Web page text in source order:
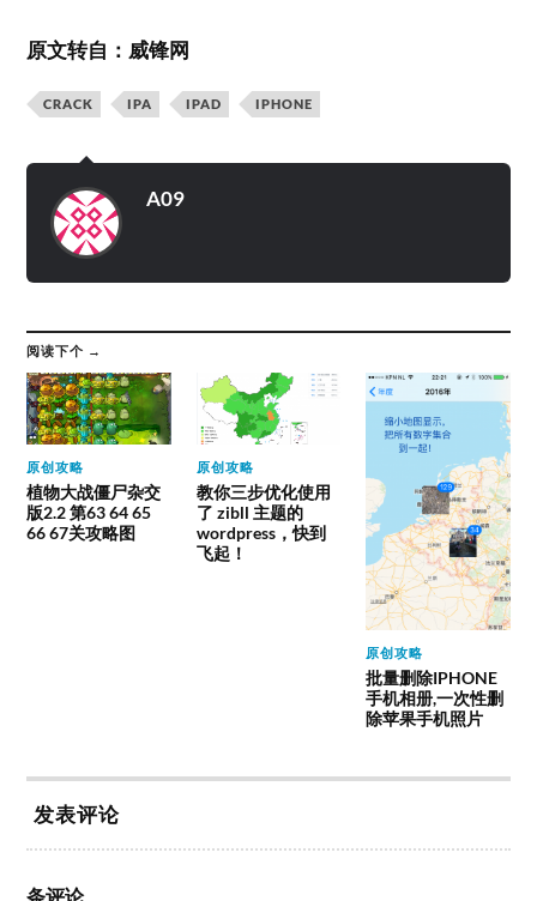
原文转自：威锋网
CRACK IPA IPAD IPHONE
A09
阅读下个 →
原创攻略
植物大战僵尸杂交
版2.2 第63 64 65
66 67关攻略图
原创攻略
教你三步优化使用
了 zibll 主题的
wordpress，快到
飞起！
原创攻略
批量删除IPHONE
手机相册,一次性删
除苹果手机照片
发表评论
条评论